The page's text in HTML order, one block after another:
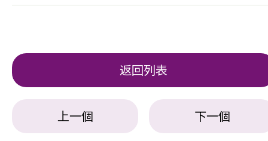
返回列表
上一個 下一個